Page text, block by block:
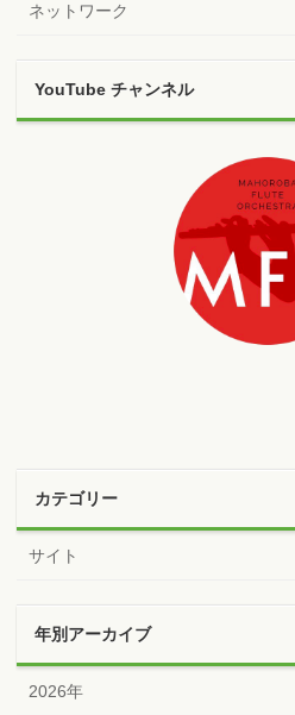
ネットワーク
YouTube チャンネル
カテゴリー
サイト
年別アーカイブ
2026年